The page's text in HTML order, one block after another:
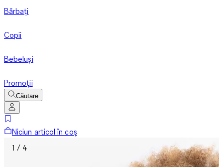
Bărbați
Copii
Bebeluși
Promoții
Căutare
Niciun articol în coș
1 / 4